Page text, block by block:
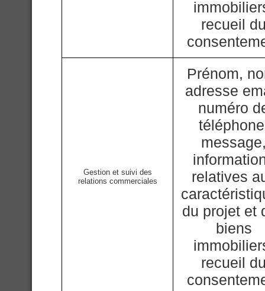
recueil
Gestion et suivi des
relations commerciales
Prénom,
adresse
numéro
relatives
du projet et
biens
recueil